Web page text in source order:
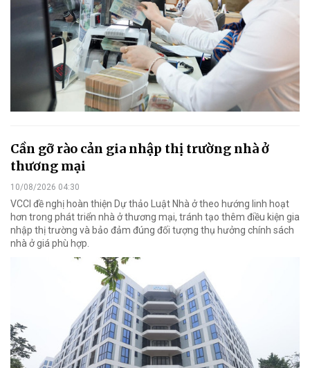
Cần gỡ rào cản gia nhập thị trường nhà ở
thương mại
10/08/2026 04:30
VCCI đề nghị hoàn thiện Dự thảo Luật Nhà ở theo hướng linh hoạt
hơn trong phát triển nhà ở thương mại, tránh tạo thêm điều kiện gia
nhập thị trường và bảo đảm đúng đối tượng thụ hưởng chính sách
nhà ở giá phù hợp.